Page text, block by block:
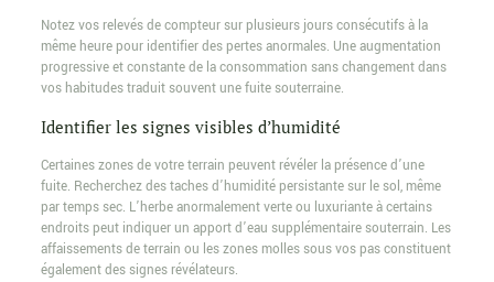
Notez vos relevés de compteur sur plusieurs jours consécutifs à la
même heure pour identifier des pertes anormales. Une augmentation
progressive et constante de la consommation sans changement dans
vos habitudes traduit souvent une fuite souterraine.
Identifier les signes visibles d’humidité
Certaines zones de votre terrain peuvent révéler la présence d’une
fuite. Recherchez des taches d’humidité persistante sur le sol, même
par temps sec. L’herbe anormalement verte ou luxuriante à certains
endroits peut indiquer un apport d’eau supplémentaire souterrain. Les
affaissements de terrain ou les zones molles sous vos pas constituent
également des signes révélateurs.